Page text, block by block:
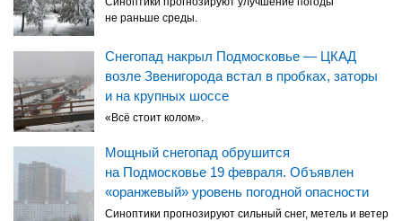
не раньше среды.
Снегопад накрыл Подмосковье — ЦКАД
возле Звенигорода встал в пробках, заторы
и на крупных шоссе
«Всё стоит колом».
Мощный снегопад обрушится
на Подмосковье 19 февраля. Объявлен
«оранжевый» уровень погодной опасности
Синоптики прогнозируют сильный снег, метель и ветер